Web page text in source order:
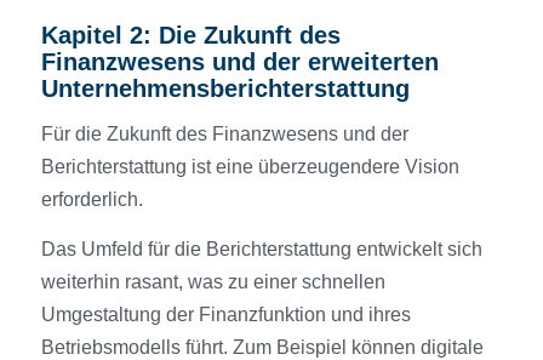
Kapitel 2: Die Zukunft des
Finanzwesens und der erweiterten
Unternehmensberichterstattung
Für die Zukunft des Finanzwesens und der
Berichterstattung ist eine überzeugendere Vision
erforderlich.
Das Umfeld für die Berichterstattung entwickelt sich
weiterhin rasant, was zu einer schnellen
Umgestaltung der Finanzfunktion und ihres
Betriebsmodells führt. Zum Beispiel können digitale